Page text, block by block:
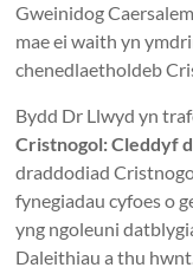
Gweinidog
mae ei waith yn
chenedlaetholdeb
Bydd Dr Llwyd yn
Cristnogol:Cleddyf
draddodiad
fynegiadau cyfoes o
yng ngoleuni
Daleithiau a thu